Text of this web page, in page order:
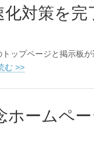
対策を完
トップページと掲示板
む >>
ホームペ